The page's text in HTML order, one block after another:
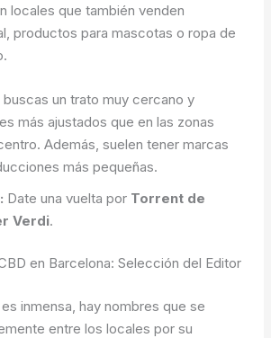
locales que también venden
productos para mascotas o ropa de
buscas un trato muy cercano y
más ajustados que en las zonas
Además, suelen tener marcas
más pequeñas.
Date una vuelta por Torrent de
Verdi.
en Barcelona: Selección del Editor
inmensa, hay nombres que se
entre los locales por su